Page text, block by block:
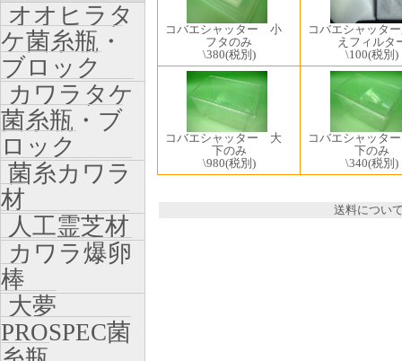
コバエシャッター 小
フタのみ
\380(税別)
コバエシャッタ
えフィルタ
\100(税別)
コバエシャッター 大
下のみ
\980(税別)
コバエシャッ
下のみ
\340(税別)
送料につい
オオヒラタ
ケ菌糸瓶・
ブロック
カワラタケ
菌糸瓶・ブ
ロック
菌糸カワラ
材
人工霊芝材
カワラ爆卵
棒
大夢
PROSPEC菌